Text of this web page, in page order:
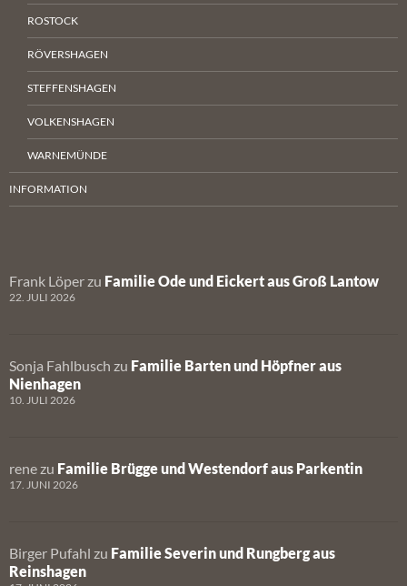
ROSTOCK
RÖVERSHAGEN
STEFFENSHAGEN
VOLKENSHAGEN
WARNEMÜNDE
INFORMATION
Frank Löper zu Familie Ode und Eickert aus Groß Lantow
22. JULI 2026
Sonja Fahlbusch zu Familie Barten und Höpfner aus
Nienhagen
10. JULI 2026
rene zu Familie Brügge und Westendorf aus Parkentin
17. JUNI 2026
Birger Pufahl zu Familie Severin und Rungberg aus
Reinshagen